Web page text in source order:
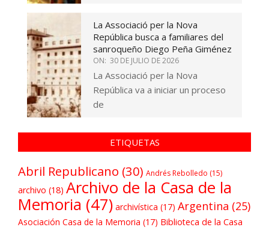
La Associació per la Nova
República busca a familiares del
sanroqueño Diego Peña Giménez
ON: 30 DE JULIO DE 2026
La Associació per la Nova
República va a iniciar un proceso
de
ETIQUETAS
Abril Republicano (30) Andrés Rebolledo (15)
archivo (18) Archivo de la Casa de la
Memoria (47) archivística (17) Argentina (25)
Asociación Casa de la Memoria (17) Biblioteca de la Casa